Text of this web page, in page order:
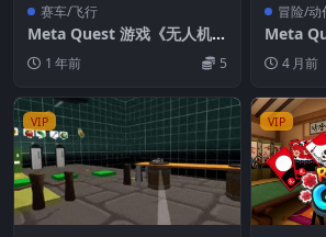
赛车/飞行
Meta Quest 游戏《无人机》
Liftoff: XR
1 年前 5
冒险/动
Meta
觉醒》
wakens
4 月前
VIP VIP